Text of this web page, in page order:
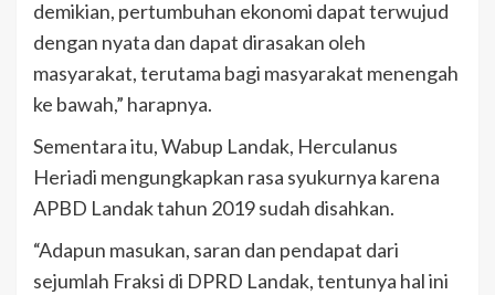
demikian, pertumbuhan ekonomi dapat terwujud
dengan nyata dan dapat dirasakan oleh
masyarakat, terutama bagi masyarakat menengah
ke bawah,” harapnya.
Sementara itu, Wabup Landak, Herculanus
Heriadi mengungkapkan rasa syukurnya karena
APBD Landak tahun 2019 sudah disahkan.
“Adapun masukan, saran dan pendapat dari
sejumlah Fraksi di DPRD Landak, tentunya hal ini